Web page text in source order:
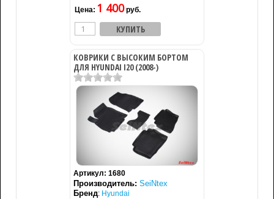
Цена: 1 400руб.
КОВРИКИ С ВЫСОКИМ БОРТОМ
ДЛЯ HYUNDAI I20 (2008-)
Артикул: 1680
Производитель: SeiNtex
Бренд: Hyundai